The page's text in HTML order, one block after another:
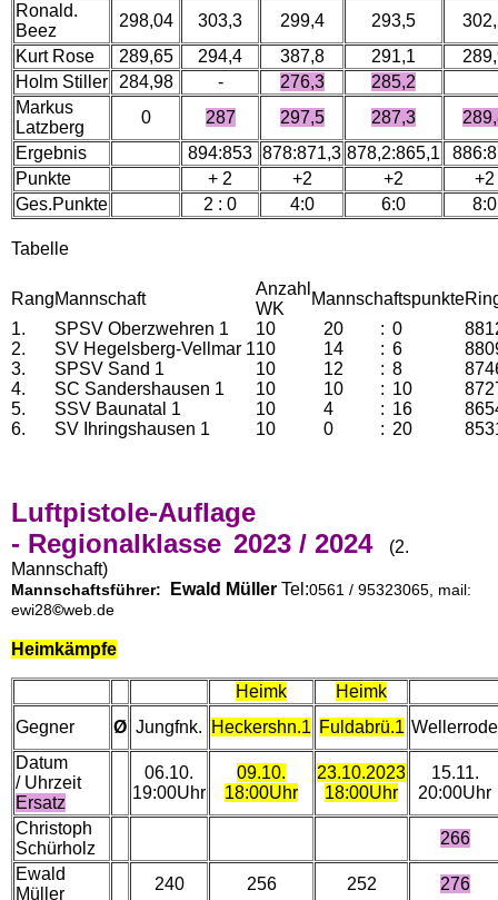
Ronald.
Beez
298,04 303,3 299,4 293,5
Kurt Rose
289,65 294,4 387,8 291,1
Holm Stiller
284,98 - 276,3
285,2
Markus
Latzberg
0 287 297,5 287,3
Ergebnis
894:853 878:871,3 878,2:865,1
Punkte
+ 2 +2 +2
+2
Ges.Punkte
2 : 0 4:0 6:0 8:0
Tabelle
RangMannschaft
Anzahl
WK
Mannschaftspunkte
1.
SPSV Oberzwehren 1 10 20 : 0
2.
SV Hegelsberg-Vellmar 110 14 : 6
3.
SPSV Sand 1 10 12 : 8
4.
SC Sandershausen 1 10 10 : 10
5.
SSV Baunatal 1 10 4 : 16
6.
SV Ihringshausen 1 10 0 : 20
Luftpistole-Auflage
- Regionalklasse 2023 / 2024
(2.
Mannschaft)
Mannschaftsführer: Ewald Müller Tel:0561 / 95323065, mail:
ewi28©web.de
Heimkämpfe
Heimk
Heimk
Gegner
Ø Jungfnk. Heckershn.1 Fuldabrü.1 Wellerrode
Datum
/ Uhrzeit
Ersatz
06.10.
19:00Uhr
09.10.
18:00Uhr
23.10.2023
18:00Uhr
15.11.
20:00Uhr
Christoph
Schürholz
266
Ewald
Müller
240 256 252 276